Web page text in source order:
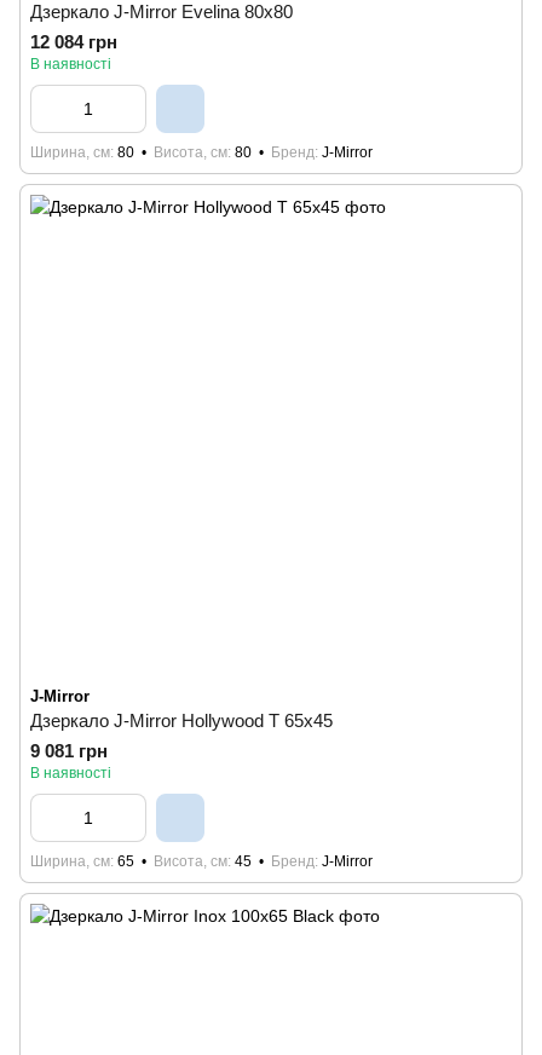
Дзеркало J-Mirror Evelina 80x80
12 084 грн
В наявності
Ширина, см 80 Висота, см 80 Бренд J-Mirror
J-Mirror
Дзеркало J-Mirror Hollywood T 65x45
9 081 грн
В наявності
Ширина, см 65 Висота, см 45 Бренд J-Mirror